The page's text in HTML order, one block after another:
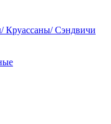
Круассаны/ Сэндвичи